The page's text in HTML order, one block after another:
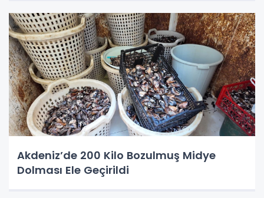
Akdeniz’de 200 Kilo Bozulmuş Midye
Dolması Ele Geçirildi